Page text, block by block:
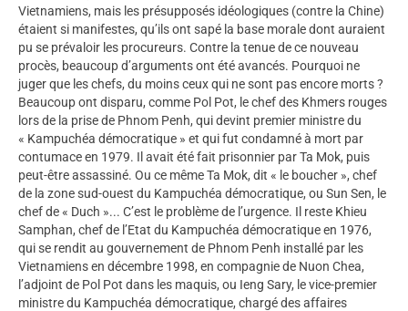
Vietnamiens, mais les présupposés idéologiques (contre la Chine)
étaient si manifestes, qu’ils ont sapé la base morale dont auraient
pu se prévaloir les procureurs. Contre la tenue de ce nouveau
procès, beaucoup d’arguments ont été avancés. Pourquoi ne
juger que les chefs, du moins ceux qui ne sont pas encore morts ?
Beaucoup ont disparu, comme Pol Pot, le chef des Khmers rouges
lors de la prise de Phnom Penh, qui devint premier ministre du
« Kampuchéa démocratique » et qui fut condamné à mort par
contumace en 1979. Il avait été fait prisonnier par Ta Mok, puis
peut-être assassiné. Ou ce même Ta Mok, dit « le boucher », chef
de la zone sud-ouest du Kampuchéa démocratique, ou Sun Sen, le
chef de « Duch »... C’est le problème de l’urgence. Il reste Khieu
Samphan, chef de l’Etat du Kampuchéa démocratique en 1976,
qui se rendit au gouvernement de Phnom Penh installé par les
Vietnamiens en décembre 1998, en compagnie de Nuon Chea,
l’adjoint de Pol Pot dans les maquis, ou Ieng Sary, le vice-premier
ministre du Kampuchéa démocratique, chargé des affaires